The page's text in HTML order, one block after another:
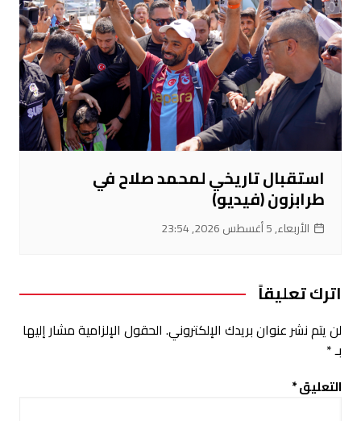
استقبال تاريخي لمحمد صلاح في
طرابزون (فيديو)
الأربعاء, 5 أغسطس 2026, 23:54
اترك تعليقاً
لن يتم نشر عنوان بريدك الإلكتروني. الحقول الإلزامية مشار إليها
بـ*
التعليق*